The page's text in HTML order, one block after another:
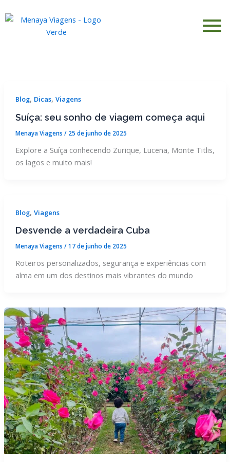
para
Blog, Dicas, Viagens
Suíça: seu sonho de viagem começa aqui
Menaya Viagens / 25 de junho de 2025
Explore a Suíça conhecendo Zurique, Lucena, Monte Titlis,
os lagos e muito mais!
Blog, Viagens
Desvende a verdadeira Cuba
Menaya Viagens /17 de junho de 2025
Roteiros personalizados, segurança e experiências com
alma em um dos destinos mais vibrantes do mundo